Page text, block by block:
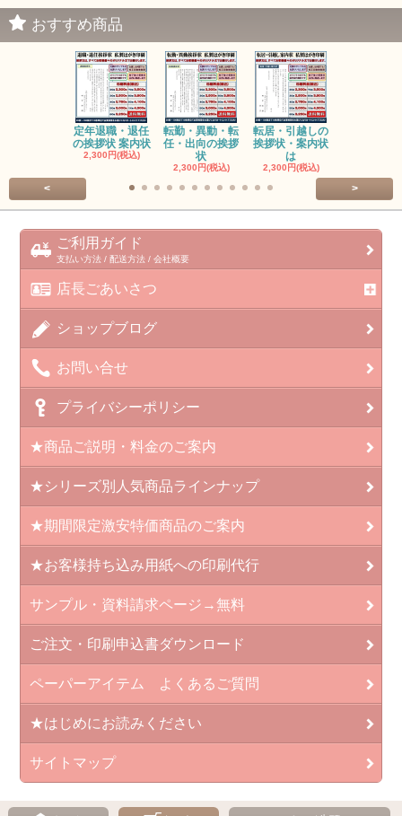
おすすめ商品
定年退職・退任
の挨拶状 案内状
2,300円(税込)
転勤・異動・転
任・出向の挨拶
状
2,300円(税込)
転居・引越しの
挨拶状・案内状
は
2,300円(税込)
< >
ご利用ガイド
支払い方法 / 配送方法 / 会社概要
店長ごあいさつ
ショップブログ
お問い合せ
プライバシーポリシー
★商品ご説明・料金のご案内
★シリーズ別人気商品ラインナップ
★期間限定激安特価商品のご案内
★お客様持ち込み用紙への印刷代行
サンプル・資料請求ページ→無料
ご注文・印刷申込書ダウンロード
ペーパーアイテム よくあるご質問
★はじめにお読みください
サイトマップ